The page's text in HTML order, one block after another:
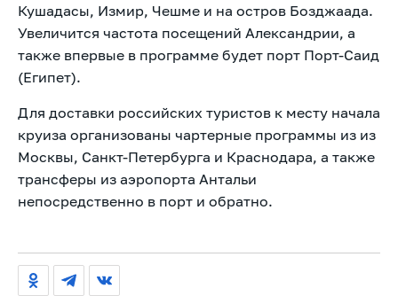
Кушадасы, Измир, Чешме и на остров Бозджаада.
Увеличится частота посещений Александрии, а
также впервые в программе будет порт Порт-Саид
(Египет).
Для доставки российских туристов к месту начала
круиза организованы чартерные программы из из
Москвы, Санкт-Петербурга и Краснодара, а также
трансферы из аэропорта Антальи
непосредственно в порт и обратно.